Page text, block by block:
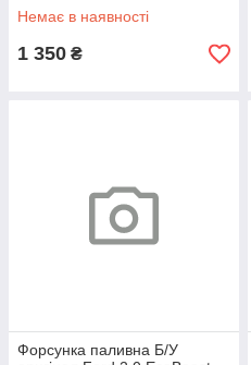
Немає в наявності
1 350 ₴
Форсунка паливна Б/У